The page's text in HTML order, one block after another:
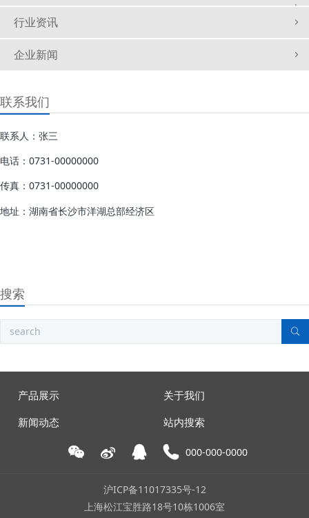
行业资讯
企业新闻
联系我们
联系人：张三
电话：0731-00000000
传真：0731-00000000
地址：湖南省长沙市洋湖总部经济区
搜索
产品展示
关于我们
新闻动态
站内搜索
000-000-0000
沪ICP备11017335号-12
上海松江宝胜路18号10栋1006室